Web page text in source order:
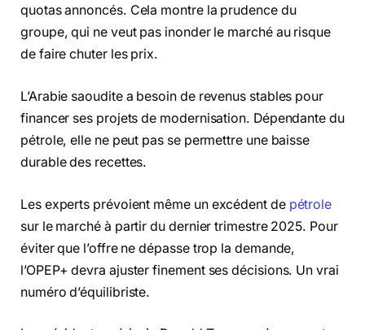
quotas annoncés. Cela montre la prudence du
groupe, qui ne veut pas inonder le marché au risque
de faire chuter les prix.
L’Arabie saoudite a besoin de revenus stables pour
financer ses projets de modernisation. Dépendante du
pétrole, elle ne peut pas se permettre une baisse
durable des recettes.
Les experts prévoient même un excédent de pétrole
sur le marché à partir du dernier trimestre 2025. Pour
éviter que l’offre ne dépasse trop la demande,
l’OPEP+ devra ajuster finement ses décisions. Un vrai
numéro d’équilibriste.